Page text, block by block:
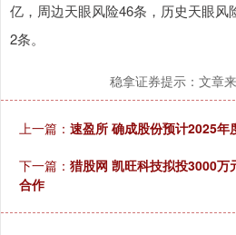
亿，周边天眼风险46条，历史天眼风
2条。
稳拿证券提示：文章
上一篇： 速盈所 确成股份预计2025年
下一篇： 猎股网 凯旺科技拟投3000万
合作